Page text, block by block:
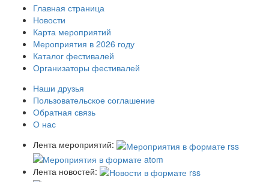
Главная страница
Новости
Карта мероприятий
Мероприятия в 2026 году
Каталог фестивалей
Организаторы фестивалей
Наши друзья
Пользовательское соглашение
Обратная связь
О нас
Лента мероприятий:
Лента новостей: